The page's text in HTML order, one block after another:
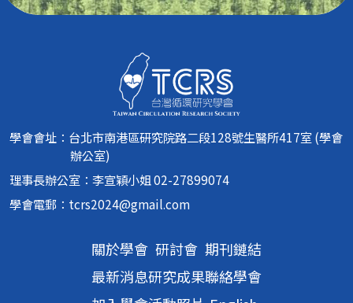
學會會址：台北市南港區研究院路二段128號生醫所417室 (學會
辦公室)
理事長辦公室：李宣穎小姐 02-27899074
學會電郵： tcrs2024@gmail.com
關於學會
最新消息
研討會
研究成果
期刊鏈結
聯絡學會